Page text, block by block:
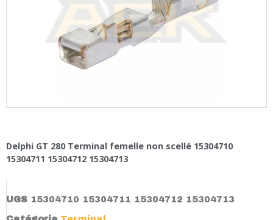
Delphi GT 280 Terminal femelle non scellé 15304710
15304711 15304712 15304713
UGS 15304710 15304711 15304712 15304713